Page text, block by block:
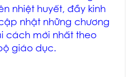
nhiệt huyết, đầy kinh
nhật những chương
cách mới nhất theo
giáo dục.